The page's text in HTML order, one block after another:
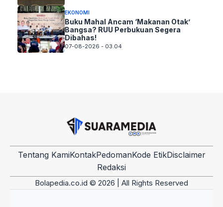
EKONOMI
Buku Mahal Ancam ‘Makanan Otak’
Bangsa? RUU Perbukuan Segera
Dibahas!
07-08-2026 - 03.04
Tentang KamiKontakPedomanKode EtikDisclaimer
Redaksi
Bolapedia.co.id © 2026 | All Rights Reserved